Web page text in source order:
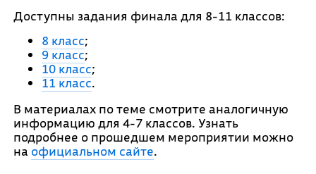
Доступны задания финала для 8-11 классов:
8 класс;
9 класс;
10 класс;
11 класс.
В материалах по теме смотрите аналогичную
информацию для 4-7 классов. Узнать
подробнее о прошедшем мероприятии можно
на официальном сайте.